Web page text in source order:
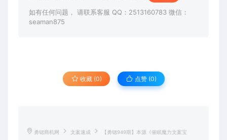
如有任何问题， 请联系客服 QQ：2513160783 微信：
seaman875
收藏 (0) 点赞 (0)
勇锶商机网 文案速成 【勇锶949期】本源《催眠魔力文案宝